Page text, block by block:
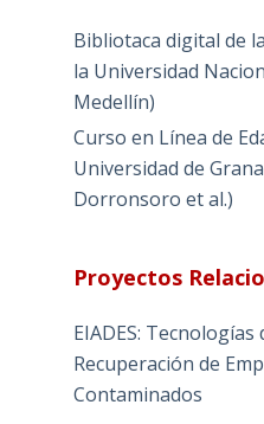
Bibliotaca digital de
la Universidad
Medellín)
Curso en Línea de
Universidad de
Dorronsoro et al.)
Proyectos
EIADES: Tecnologías
Recuperación de
Contaminados